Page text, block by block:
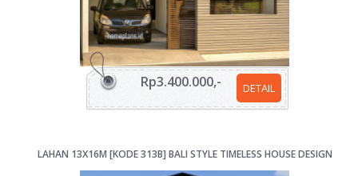
DETAIL
Rp3.400.000,-
LAHAN 13X16M [KODE 313B] BALI STYLE TIMELESS HOUSE DESIGN